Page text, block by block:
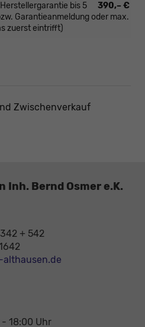
390,– €
bis 5
Garantieanmeldung oder max.
zuerst eintrifft)
Zwischenverkauf
Bernd Osmer e.K.
+ 542
althausen.de
18:00 Uhr